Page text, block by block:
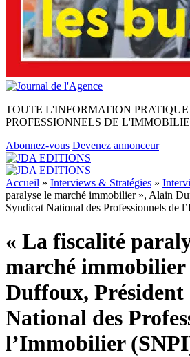
TOUTE L'INFORMATION PRATIQUE
PROFESSIONNELS DE
Abonnez-vous Devenez annonceur
Accueil » Interviews & Stratégies »
paralyse le marché immobilier », Alain
Syndicat National des Professionnels de
« La fiscalité
marché
Duffoux,
National des
l’Immobilier